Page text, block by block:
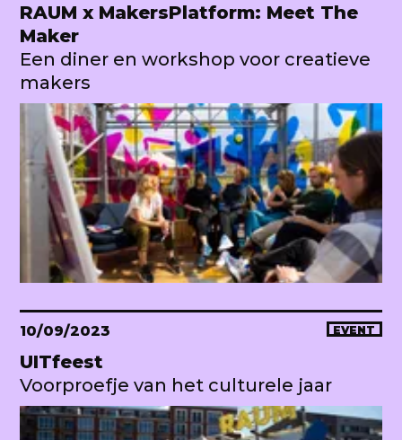
RAUM x MakersPlatform: Meet The
Maker
Een diner en workshop voor creatieve
makers
10/09/2023 EVENT
UITfeest
Voorproefje van het culturele jaar